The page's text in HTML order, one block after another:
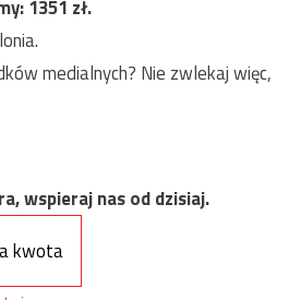
1351 zł.
medialnych? Nie zwlekaj więc,
wspieraj nas od dzisiaj.
kwota